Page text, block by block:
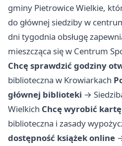
gminy Pietrowice Wielkie,
do głównej siedziby w
dni tygodnia obsługę
mieszcząca się w Centrum
Chcę sprawdzić godziny
biblioteczna w Krowiarkach
głównej biblioteki →
Wielkich Chcę wyrobić
biblioteczna i zasady
dostępność książek online